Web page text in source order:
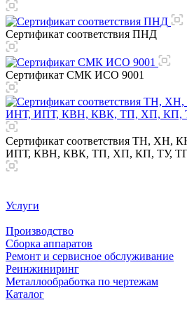
Сертификат соответствия ПНД
Сертификат СМК ИСО 9001
Сертификат соответствия ТН,
ИПТ, КВН, КВК, ТП, ХП, КП, ТУ,
Услуги
Производство
Сборка аппаратов
Ремонт и сервисное обслуживание
Реинжиниринг
Металлообработка по чертежам
Каталог